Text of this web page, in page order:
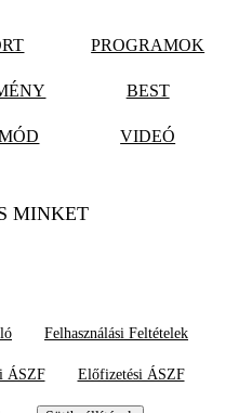
PROGRAMOK
BEST
VIDEÓ
MINKET
Felhasználási Feltételek
ÁSZF Előfizetési ÁSZF